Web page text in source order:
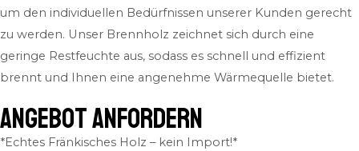
um den individuellen Bedürfnissen unserer Kunden gerecht
zu werden. Unser Brennholz zeichnet sich durch eine
geringe Restfeuchte aus, sodass es schnell und effizient
brennt und Ihnen eine angenehme Wärmequelle bietet.
ANGEBOT ANFORDERN
*Echtes Fränkisches Holz – kein Import!*